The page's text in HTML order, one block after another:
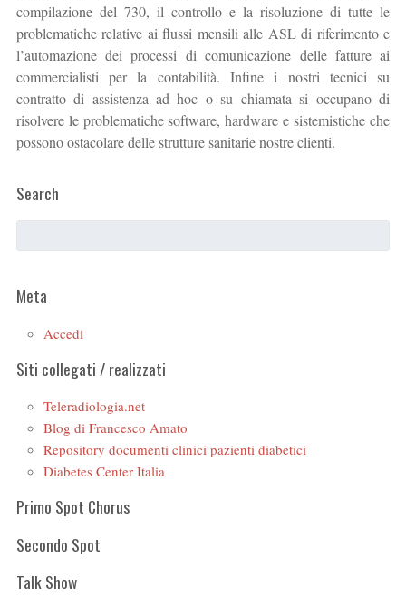
compilazione del 730, il controllo e la risoluzione di tutte le
problematiche relative ai flussi mensili alle ASL di riferimento e
l’automazione dei processi di comunicazione delle fatture ai
commercialisti per la contabilità. Infine i nostri tecnici su
contratto di assistenza ad hoc o su chiamata si occupano di
risolvere le problematiche software, hardware e sistemistiche che
possono ostacolare delle strutture sanitarie nostre clienti.
Search
Meta
Accedi
Siti collegati / realizzati
Teleradiologia.net
Blog di Francesco Amato
Repository documenti clinici pazienti diabetici
Diabetes Center Italia
Primo Spot Chorus
Secondo Spot
Talk Show